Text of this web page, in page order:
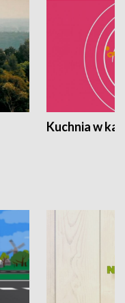
Kuchnia w